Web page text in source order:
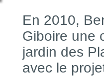
En 2010,
Giboire une
jardin des
avec le